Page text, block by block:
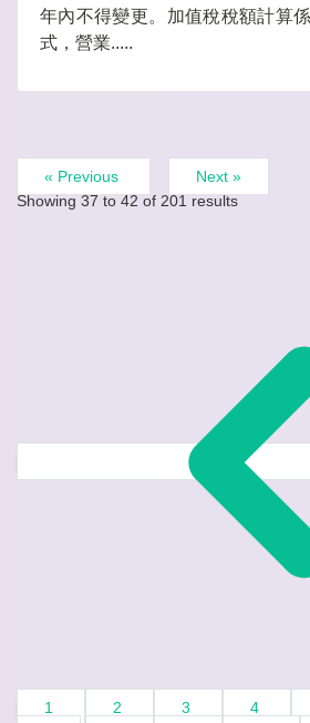
年內不得變更。加值稅稅額計算
式，營業.....
« Previous
Next »
Showing 37 to 42 of 201 results
1 2 3 4